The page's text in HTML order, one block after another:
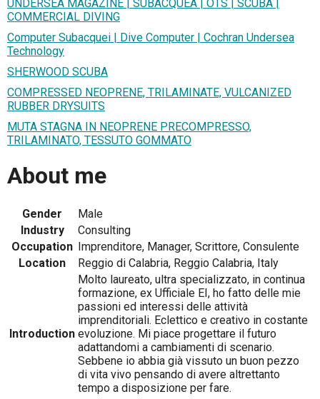
UNDERSEA MAGAZINE | SUBACQUEA | OTS | SCUBA |
COMMERCIAL DIVING
Computer Subacquei | Dive Computer | Cochran Undersea
Technology
SHERWOOD SCUBA
COMPRESSED NEOPRENE, TRILAMINATE, VULCANIZED
RUBBER DRYSUITS
MUTA STAGNA IN NEOPRENE PRECOMPRESSO,
TRILAMINATO, TESSUTO GOMMATO
About me
Gender
Male
Industry
Consulting
Occupation Imprenditore, Manager, Scrittore, Consulente
Location
Reggio di Calabria, Reggio Calabria, Italy
Introduction
Molto laureato, ultra specializzato, in continua
formazione, ex Ufficiale EI, ho fatto delle mie
passioni ed interessi delle attività
imprenditoriali. Eclettico e creativo in costante
evoluzione. Mi piace progettare il futuro
adattandomi a cambiamenti di scenario.
Sebbene io abbia già vissuto un buon pezzo
di vita vivo pensando di avere altrettanto
tempo a disposizione per fare.